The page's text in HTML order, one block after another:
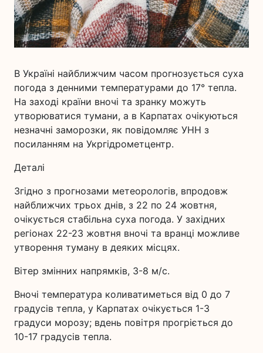
В Україні найближчим часом прогнозується суха
погода з денними температурами до 17° тепла.
На заході країни вночі та зранку можуть
утворюватися тумани, а в Карпатах очікуються
незначні заморозки, як повідомляє УНН з
посиланням на Укргідрометцентр.
Деталі
Згідно з прогнозами метеорологів, впродовж
найближчих трьох днів, з 22 по 24 жовтня,
очікується стабільна суха погода. У західних
регіонах 22-23 жовтня вночі та вранці можливе
утворення туману в деяких місцях.
Вітер змінних напрямків, 3-8 м/с.
Вночі температура коливатиметься від 0 до 7
градусів тепла, у Карпатах очікується 1-3
градуси морозу; вдень повітря прогріється до
10-17 градусів тепла.